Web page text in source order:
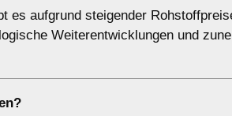
es aufgrund steigender
Weiterentwicklungen und